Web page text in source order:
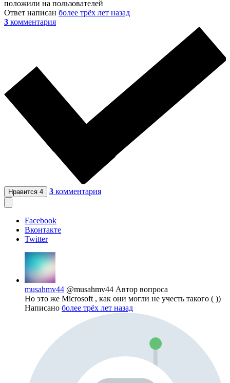
положили на пользователей
Ответ написан более трёх лет назад
3 комментария
Нравится 4 3 комментария
Facebook
Вконтакте
Twitter
musahmv44 @musahmv44 Автор вопроса
Но это же Microsoft , как они могли не учесть такого ( ))
Написано более трёх лет назад